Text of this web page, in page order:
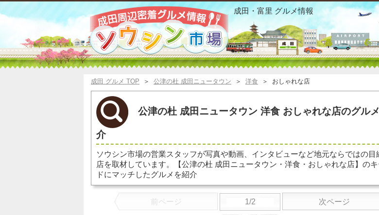
公津の杜 成田ニュータウン 洋食 おしゃれ
成田・富里 グルメ情報
成田 グルメ TOP ＞ 公津の杜 成田ニュータウン ＞ 洋食 ＞ おしゃれな店
公津の杜 成田ニュータウン 洋食 おしゃれな店のグル
介
ソウシン市場の営業スタッフが写真や動画、インタビューなど地元ならではの目
店を取材しています。【公津の杜 成田ニュータウン・洋食・おしゃれな店】の
ドにマッチしたグルメを紹介
前ページ 1/2 次ページ